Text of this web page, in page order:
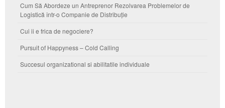
Cum Să Abordeze un Antreprenor Rezolvarea Problemelor de
Logistică într-o Companie de Distribuție
Cui ii e frica de negociere?
Pursuit of Happyness – Cold Calling
Succesul organizational si abilitatile individuale